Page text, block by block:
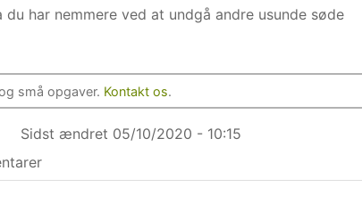
har nemmere ved at undgå andre usunde søde
små opgaver. Kontakt os.
Sidst ændret 05/10/2020 - 10:15